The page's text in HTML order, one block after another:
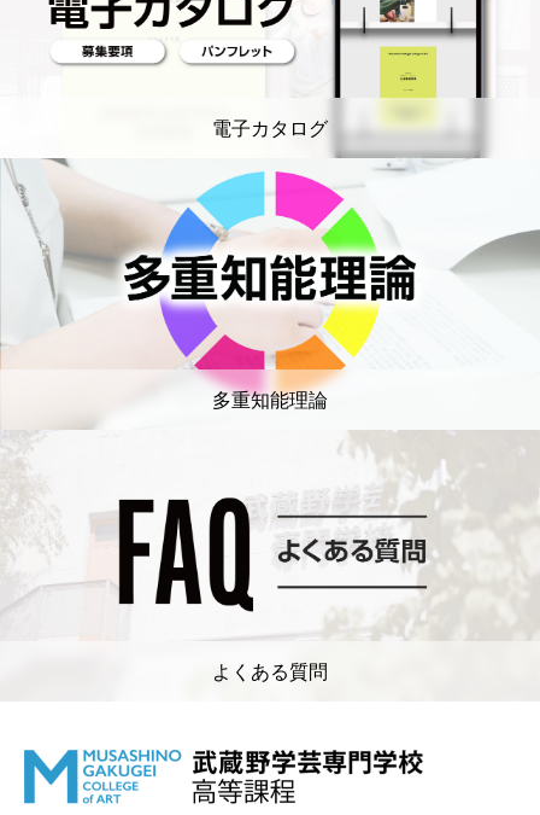
電子カタログ
多重知能理論
よくある質問